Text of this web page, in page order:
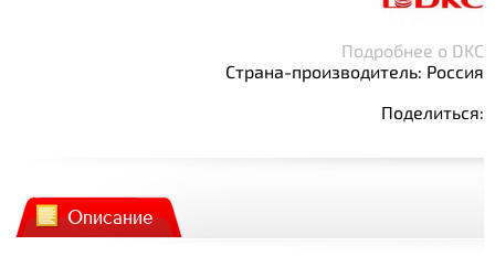
Подробнее о DKC
Страна-производитель: Россия
Поделиться:
Описание